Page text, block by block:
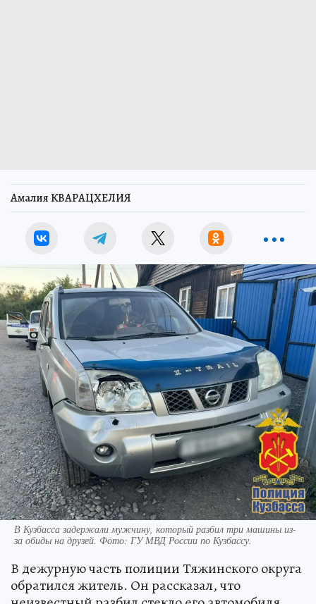
Амалия КВАРАЦХЕЛИЯ
В Кузбасса задержали мужчину, который разбил три машины из-
за обиды на друзей. Фото: ГУ МВД России по Кузбассу.
В дежурную часть полиции Тяжинского округа
обратился житель. Он рассказал, что